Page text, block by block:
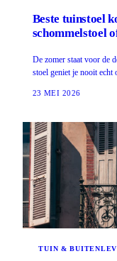
Beste tuinstoel
schommelstoel
De zomer staat voor de
stoel geniet je nooit echt
23 MEI 2026
TUIN &